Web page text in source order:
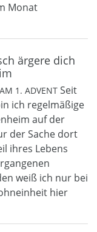
Monat
ärgere dich
1. ADVENT Seit
ich regelmäßige
auf der
der Sache dort
ihres Lebens
weiß ich nur bei
hier